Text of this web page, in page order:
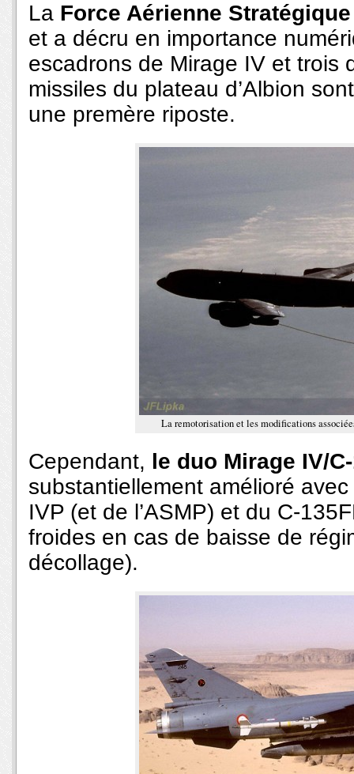
La Force Aérienne Stratégique
et a décru en importance
escadrons de Mirage IV et trois
missiles du plateau d’Albion
une premère riposte.
La remotorisation et les modifications
Cependant, le duo Mirage IV/
substantiellement amélioré
IVP (et de l’ASMP) et du C-
froides en cas de baisse de
décollage).